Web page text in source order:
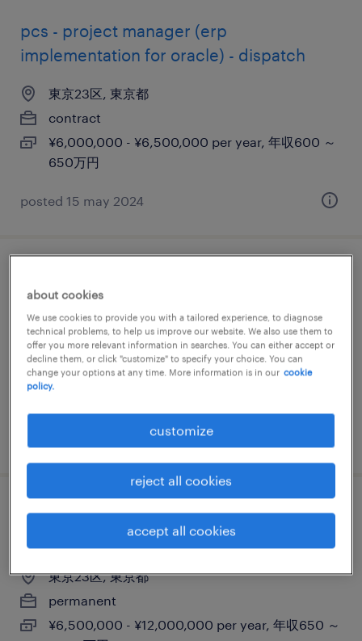
pcs - project manager (erp
implementation for oracle) - dispatch
東京23区, 東京都
contract
¥6,000,000 - ¥6,500,000 per year, 年収600 ～
650万円
posted 15 may 2024
東京23区, 東京都
permanent
¥7,000,000 - ¥12,500,000 per year, 年収700 ～
1,250万円
posted 20 november 2024
pv compliance/audit inspection
readines：製薬企業
東京23区, 東京都
permanent
¥6,500,000 - ¥12,000,000 per year, 年収650 ～
about cookies
We use cookies to provide you with a tailored experience, to diagnose
technical problems, to help us improve our website. We also use them to
offer you more relevant information in searches. You can either accept or
decline them, or click "customize" to specify your choice. You can
change your options at any time. More information is in our cookie
policy.
customize
reject all cookies
accept all cookies